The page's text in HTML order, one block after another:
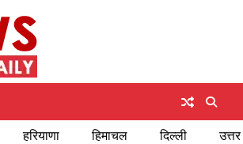
हरियाणा हिमाचल दिल्ली